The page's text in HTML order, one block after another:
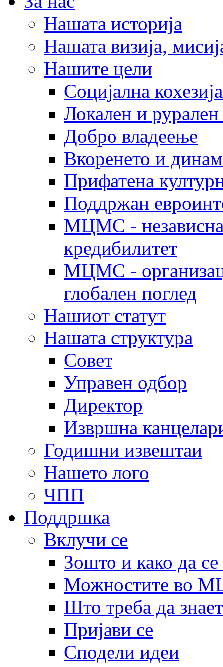
Нашата историја
Нашата визија,
Нашите цели
Социјална кохезија
Локален и рурален
Добро владеење
Вкоренето и
Прифатена
Поддржан
МЦМС - независна
кредибилитет
МЦМС -
глобален поглед
Нашиот статут
Нашата структура
Совет
Управен одбор
Директор
Извршна
Годишни извештаи
Нашето лого
ЧПП
Поддршка
Вклучи се
Зошто и како да
Можностите во
Што треба да
Пријави се
Сподели идеи